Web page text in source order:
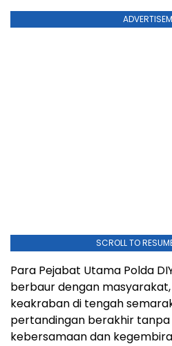
SCROLL TO
Para Pejabat Utama Polda
berbaur dengan
keakraban di tengah
pertandingan berakhir tanpa
kebersamaan dan